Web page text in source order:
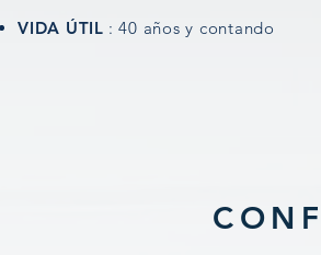
VIDA ÚTIL : 40 años y contando